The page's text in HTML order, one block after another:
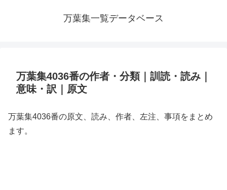
万葉集一覧データベース
万葉集4036番の作者・分類｜訓読・読み｜
意味・訳｜原文
万葉集4036番の原文、読み、作者、左注、事項をまとめ
ます。